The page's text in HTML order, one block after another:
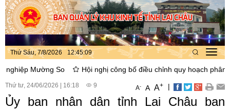
Thứ Sáu, 7/8/2026 12:45:10
Mường So Hội nghị công bố điều chỉnh quy hoạch phân khu
Thứ tư, 24/06/2026 16:18 9 A- A A+ |
Ủy ban nhân dân tỉnh Lai Châu ban